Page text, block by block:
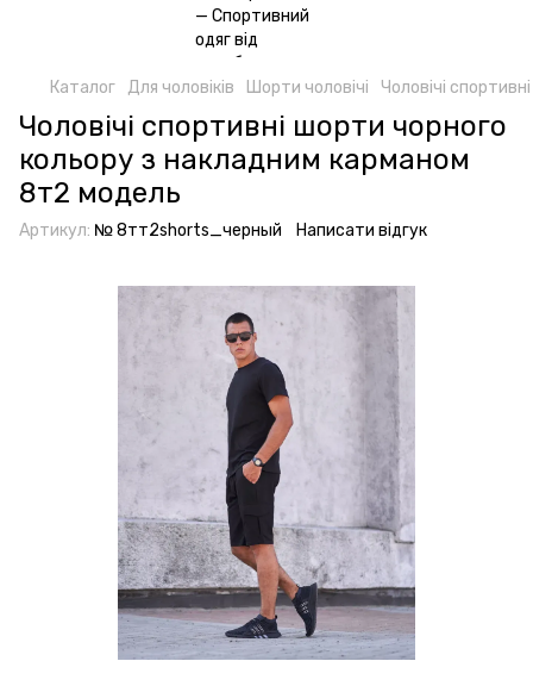
Каталог Для чоловіків Шорти чоловічі Чоловічі
Чоловічі спортивні шорти чорного
кольору з накладним карманом
8т2 модель
Артикул: № 8тт2shorts_черный Написати відгук